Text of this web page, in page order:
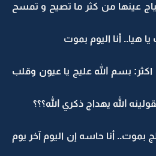
عينها من كثر ما تصيح و تمسح
يا هيا.. أنا اليوم بموت
بسم الله عليج يا عيون وقلب
الله يهداج ذكري الله؟؟؟
بموت.. أنا حاسه إن اليوم آخر يوم